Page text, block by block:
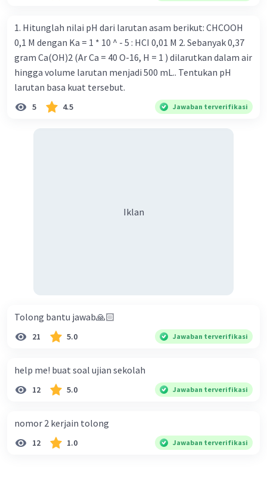
1. Hitunglah nilai pH dari larutan asam berikut: CHCOOH
0,1 M dengan Ka = 1 * 10 ^ - 5 : HCI 0,01 M 2. Sebanyak 0,37
gram Ca(OH)2 (Ar Ca = 40 O-16, H = 1 ) dilarutkan dalam air
hingga volume larutan menjadi 500 mL.. Tentukan pH
larutan basa kuat tersebut.
5 4.5 Jawaban terverifikasi
Iklan
Tolong bantu jawab🙏🏻
21 5.0 Jawaban terverifikasi
help me! buat soal ujian sekolah
12 5.0 Jawaban terverifikasi
nomor 2 kerjain tolong
12 1.0 Jawaban terverifikasi